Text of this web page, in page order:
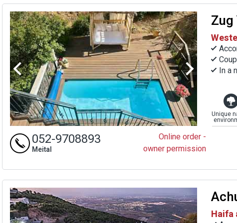
In a
Unique
Online order -
owner permission
052-9708893
Meital
Haifa